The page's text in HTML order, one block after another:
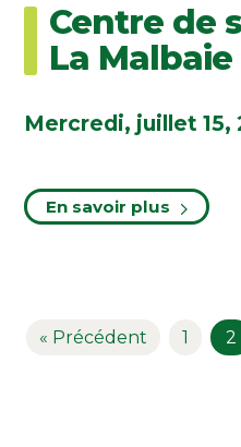
Centre de
La Malbaie
Mercredi, juillet 15,
En savoir plus
« Précédent 1 2